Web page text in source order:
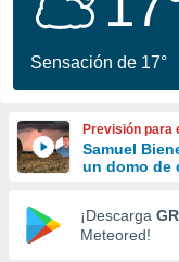
se
calidad.
a este
las
y
forma
digital
basada
Sensación de 17°
Previsión para
Samuel
un domo de
¡Descarga
Meteored!